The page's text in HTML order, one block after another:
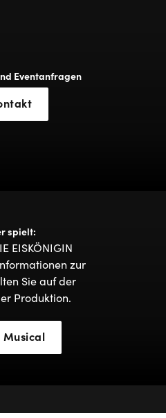
Eventanfragen
spielt:
EISKÖNIGIN
zur
Sie auf der
Produktion.
Musical